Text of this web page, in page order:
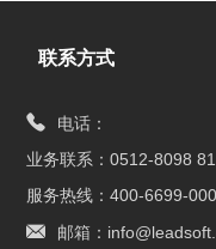
联系方式
电话：
业务联系：0512-8098
服务热线：400-6699-000
邮箱：